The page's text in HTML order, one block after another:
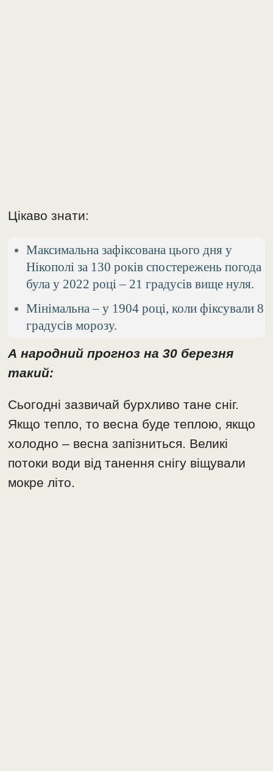
Цікаво знати:
Максимальна зафіксована цього дня у
Нікополі за 130 років спостережень погода
була у 2022 році – 21 градусів вище нуля.
Мінімальна – у 1904 році, коли фіксували 8
градусів морозу.
А народний прогноз на 30 березня
такий:
Сьогодні зазвичай бурхливо тане сніг.
Якщо тепло, то весна буде теплою, якщо
холодно – весна запізниться. Великі
потоки води від танення снігу віщували
мокре літо.